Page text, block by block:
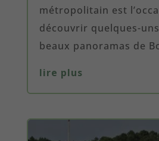
métropolitain est
découvrir quelques-
beaux panoramas de
lire plus